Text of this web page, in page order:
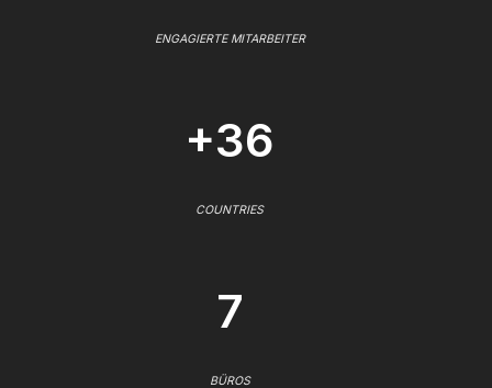
ENGAGIERTE MITARBEITER
+36
COUNTRIES
7
BÜROS